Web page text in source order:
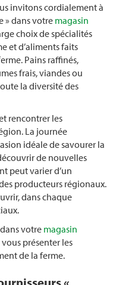
invitons cordialement à
» dans votre magasin
choix de spécialités
et d’aliments faits
Pains raffinés,
frais, viandes ou
la diversité des
rencontrer les
La journée
idéale de savourer la
de nouvelles
peut varier d’un
producteurs régionaux.
dans chaque
votre magasin
présenter les
de la ferme.